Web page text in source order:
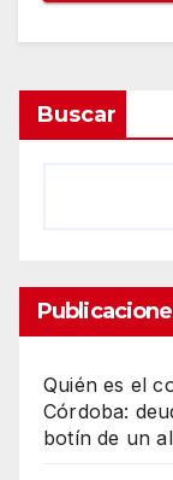
Buscar
Quién es el
Córdoba:
botín de un